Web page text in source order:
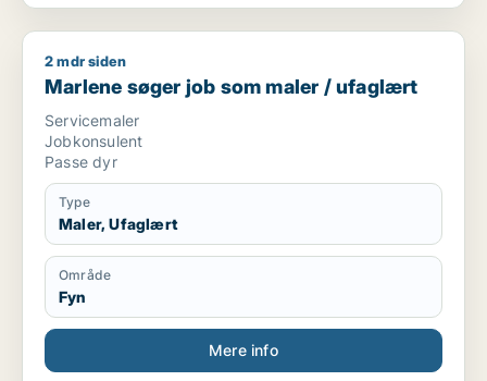
Marlene søger job som maler / ufaglært
2 mdr siden
Marlene søger job som maler / ufaglært
Servicemaler
Jobkonsulent
Passe dyr
Type
Maler, Ufaglært
Område
Fyn
Mere info